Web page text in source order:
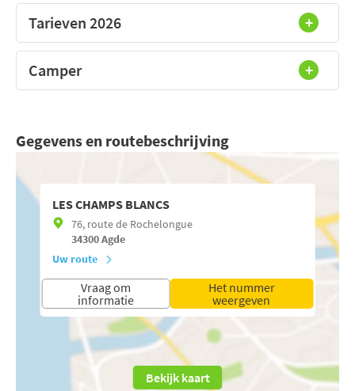
Tarieven 2026
Camper
Gegevens en routebeschrijving
LES CHAMPS BLANCS
76, route de Rochelongue
34300Agde
Uw route
Vraag om
informatie
Het nummer
weergeven
Bekijk kaart